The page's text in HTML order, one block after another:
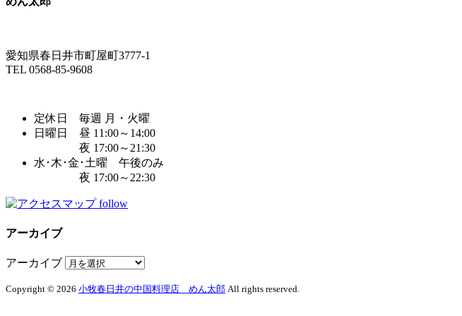
愛知県春日井市町屋町3777-1
TEL 0568-85-9608
定休日 毎週 月・火曜
日曜日 昼 11:00～14:00
夜 17:00～21:30
水･木･金･土曜 午後のみ
夜 17:00～22:30
follow
アーカイブ
アーカイブ
Copyright © 2026 小牧春日井の中国料理店 めん太郎 All rights reserved.